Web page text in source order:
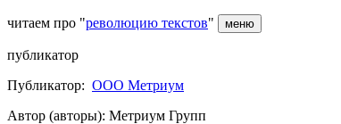
читаем про "революцию текстов" меню
публикатор
Публикатор: ООО Метриум
Автор (авторы): Метриум Групп